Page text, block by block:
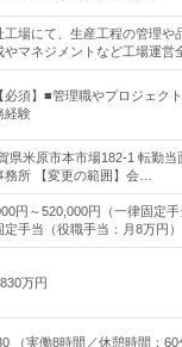
工場にて、生産工程の管理や
やマネジメントなど工場運営
必須】■管理職やプロジェク
経験
県米原市本市場182-1 転勤
務所 【変更の範囲】会…
円～520,000円（一律固定
定手当（役職手当：月8万円
万円
（実働8時間／休憩時間：